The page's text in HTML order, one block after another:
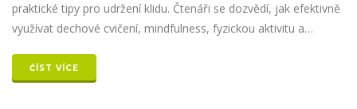
praktické tipy pro udržení klidu. Čtenáři se dozvědí, jak efektivně
využívat dechové cvičení, mindfulness, fyzickou aktivitu a
ČÍST VÍCE